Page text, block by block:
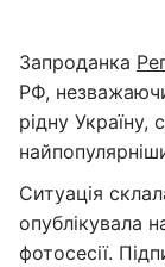
Запроданка
РФ,
рідну Україну,
Ситуація
опублікувала
фотосесії.